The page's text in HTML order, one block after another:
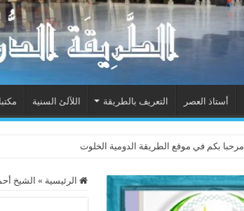
أستاذ العصر التعريف بالطريقة اللآلئ السنية
مرحبا بكم في موقع الطريقة الدومية الخلوتية بشكله الجديد 2
الرئيسية » الشيخ